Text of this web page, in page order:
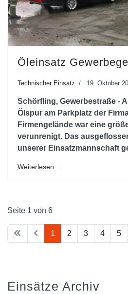
Öleinsatz
Technischer Einsatz 19. Oktober
Schörfling, Gewerbestraße -
Ölspur am Parkplatz der
Firmengelände war eine
verunrenigt. Das
unserer Einsatzmannschaft
Weiterlesen …
Seite 1 von 6
1 2 3 4 5
Einsätze Archiv